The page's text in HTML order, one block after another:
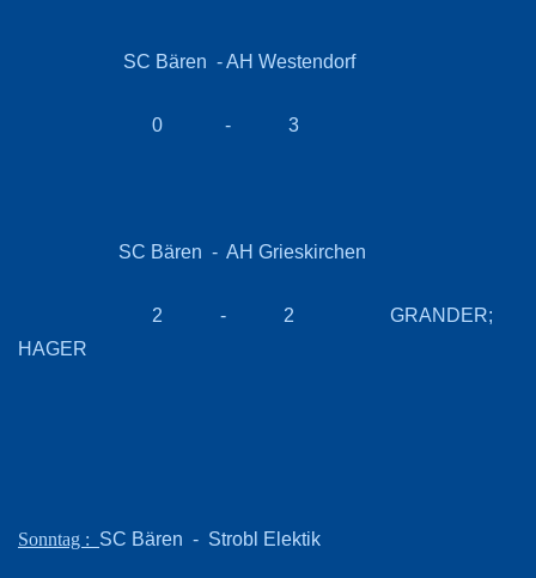
SC Bären - AH Westendorf
0 - 3
SC Bären - AH Grieskirchen
2 - 2 GRANDER;
HAGER
Sonntag : SC Bären - Strobl Elektik